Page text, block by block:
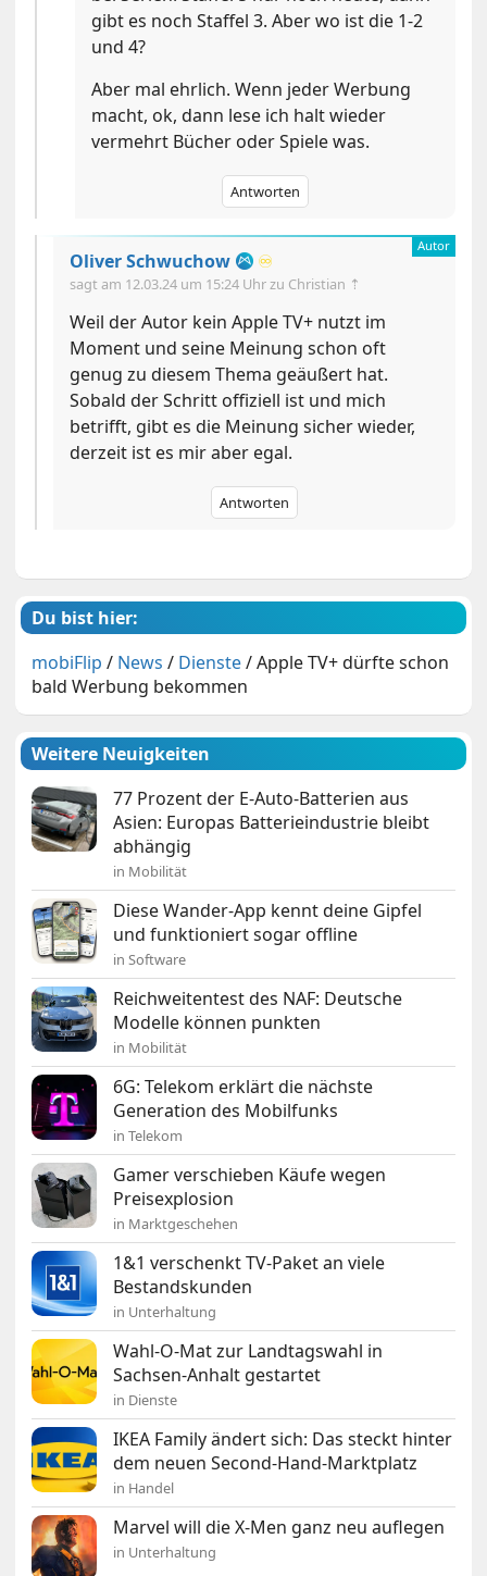
gibt es noch Staffel 3. Aber wo ist die 1-2
und 4?
Aber mal ehrlich. Wenn jeder Werbung
macht, ok, dann lese ich halt wieder
vermehrt Bücher oder Spiele was.
Antworten
Oliver Schwuchow ♾️
sagt am 12.03.24 um 15:24 Uhrzu Christian ⇡
Weil der Autor kein Apple TV+ nutzt im
Moment und seine Meinung schon oft
genug zu diesem Thema geäußert hat.
Sobald der Schritt offiziell ist und mich
betrifft, gibt es die Meinung sicher wieder,
derzeit ist es mir aber egal.
Antworten
Du bist hier:
mobiFlip / News / Dienste/Apple TV+ dürfte schon
bald Werbung bekommen
Weitere Neuigkeiten
77 Prozent der E-Auto-Batterien aus
Asien: Europas Batterieindustrie bleibt
abhängig
in Mobilität
Diese Wander-App kennt deine Gipfel
und funktioniert sogar offline
in Software
Reichweitentest des NAF: Deutsche
Modelle können punkten
in Mobilität
6G: Telekom erklärt die nächste
Generation des Mobilfunks
in Telekom
Gamer verschieben Käufe wegen
Preisexplosion
in Marktgeschehen
1&1 verschenkt TV-Paket an viele
Bestandskunden
in Unterhaltung
Wahl-O-Mat zur Landtagswahl in
Sachsen-Anhalt gestartet
in Dienste
IKEA Family ändert sich: Das steckt hinter
dem neuen Second-Hand-Marktplatz
in Handel
Marvel will die X-Men ganz neu auflegen
in Unterhaltung